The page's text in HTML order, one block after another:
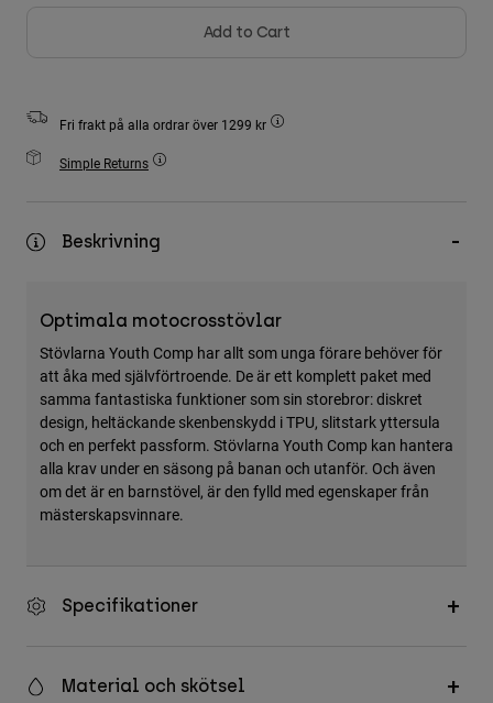
Hats & Caps
Visa alla
Add to Cart
Fri frakt på alla ordrar över 1299 kr
Simple Returns
Beskrivning
Optimala motocrosstövlar
Stövlarna Youth Comp har allt som unga förare behöver för
att åka med självförtroende. De är ett komplett paket med
samma fantastiska funktioner som sin storebror: diskret
design, heltäckande skenbenskydd i TPU, slitstark yttersula
och en perfekt passform. Stövlarna Youth Comp kan hantera
alla krav under en säsong på banan och utanför. Och även
om det är en barnstövel, är den fylld med egenskaper från
mästerskapsvinnare.
Specifikationer
Material och skötsel